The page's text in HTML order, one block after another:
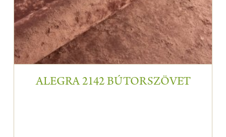
ALEGRA 2142 BÚTORSZÖVET